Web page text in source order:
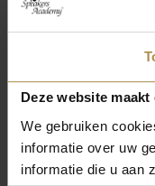
Deze website
We gebruiken
informatie over uw
informatie die u aan